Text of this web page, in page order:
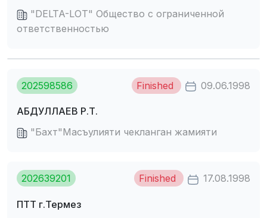
"DELTA-LOT" Общество с ограниченной
ответственностью
202598586 Finished 09.06.1998
АБДУЛЛАЕВ Р.Т.
"Бахт"Масъулияти чекланган жамияти
202639201 Finished 17.08.1998
ПТТ г.Термез